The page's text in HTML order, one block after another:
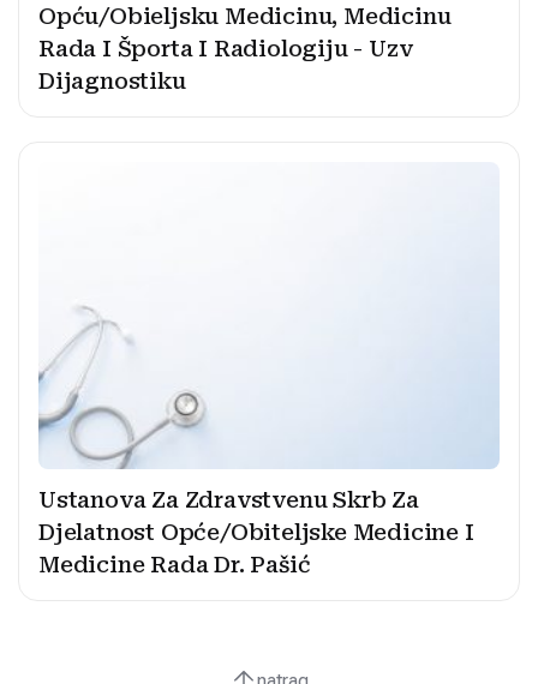
Opću/Obieljsku Medicinu, Medicinu
Rada I Športa I Radiologiju - Uzv
Dijagnostiku
Ustanova Za Zdravstvenu Skrb Za
Djelatnost Opće/Obiteljske Medicine I
Medicine Rada Dr. Pašić